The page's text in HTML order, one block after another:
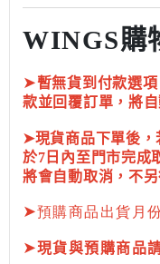
WINGS購
➤暫無貨到付款選
款並回覆訂單，將
➤現貨商品下單後，
於7日內至門市完成
將會自動取消，不
➤預購商品出貨月
➤現貨與預購商品